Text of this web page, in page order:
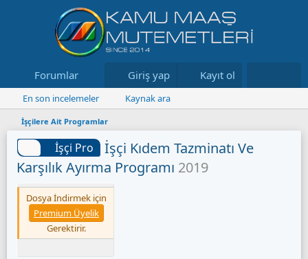
Forumlar Neler yeni Kaynaklar
Giriş yap Kayıt ol
En son incelemeler Kaynak ara
İşçilere Ait Programlar
İşçi Pro
İşçi Kıdem Tazminatı Ve
Karşılık Ayırma Programı 2019
Dosya İndirmek için
Premium Üyelik
Gerektirir.